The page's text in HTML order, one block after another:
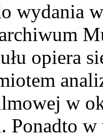
wydania
opiera
w
Ponadto